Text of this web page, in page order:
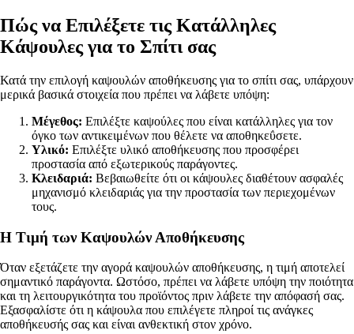
Πώς να Επιλέξετε τις Κατάλληλες
Κάψουλες για το Σπίτι σας
Κατά την επιλογή καψουλών αποθήκευσης για το σπίτι σας, υπάρχουν
μερικά βασικά στοιχεία που πρέπει να λάβετε υπόψη:
Μέγεθος: Επιλέξτε καψούλες που είναι κατάλληλες για τον
όγκο των αντικειμένων που θέλετε να αποθηκεΰσετε.
Υλικό: Επιλέξτε υλικό αποθήκευσης που προσφέρει
προστασία από εξωτερικούς παράγοντες.
Κλειδαριά: Βεβαιωθείτε ότι οι κάψουλες διαθέτουν ασφαλές
μηχανισμό κλειδαριάς για την προστασία των περιεχομένων
τους.
Η Τιμή των Καψουλών Αποθήκευσης
Όταν εξετάζετε την αγορά καψουλών αποθήκευσης, η τιμή αποτελεί
σημαντικό παράγοντα. Ωστόσο, πρέπει να λάβετε υπόψη την ποιότητα
και τη λειτουργικότητα του προϊόντος πριν λάβετε την απόφασή σας.
Εξασφαλίστε ότι η κάψουλα που επιλέγετε πληροί τις ανάγκες
αποθήκευσής σας και είναι ανθεκτική στον χρόνο.